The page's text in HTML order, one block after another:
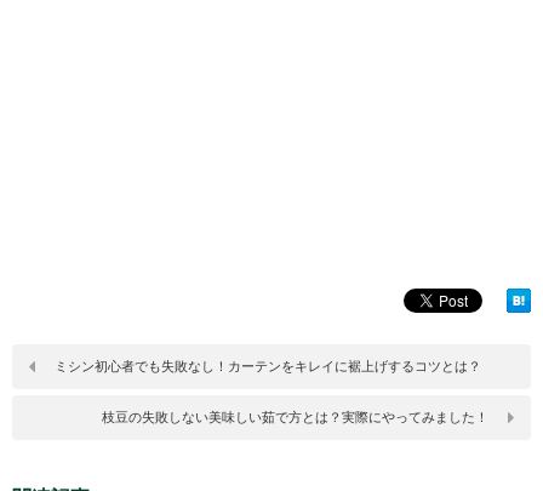
ミシン初心者でも失敗なし！カーテンをキレイに裾上げするコツとは？
枝豆の失敗しない美味しい茹で方とは？実際にやってみました！